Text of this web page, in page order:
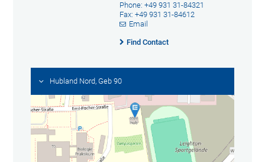
Phone: +49 931 31-84321
Fax: +49 931 31-84612
Email
Find Contact
Hubland Nord, Geb 90